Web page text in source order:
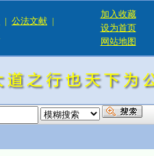
| 公法文献 |
加入收藏
设为首页
网站地图